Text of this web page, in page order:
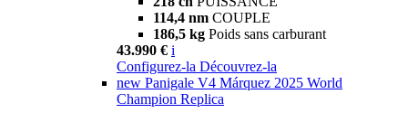
114,4 nm COUPLE
186,5 kg Poids sans carburant
43.990 € i
Configurez-la Découvrez-la
new Panigale V4 Márquez 2025 World
Champion Replica